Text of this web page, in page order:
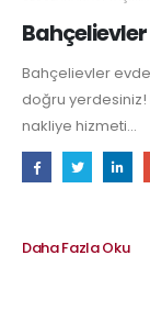
Bahçelievler
doğru yerdesiniz!
nakliye hizmeti...
Daha Fazla Oku